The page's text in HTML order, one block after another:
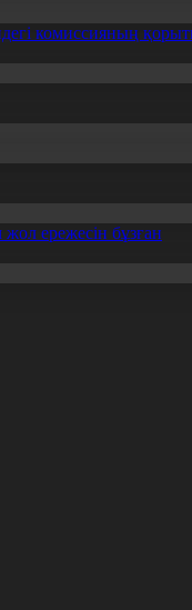
комиссияның
ережесін бұзған